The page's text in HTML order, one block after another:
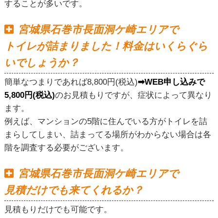
することが多いです。
宮城県石巻市長面洞ケ崎エリアで
トイレが詰まりました！料金はいくらぐら
いでしょうか？
簡単なつまりであれば8,800円(税込)➡WEB申し込みで
5,800円(税込)のお見積もりですが、症状によって異なり
ます。
例えば、マンションの5階に住んでいる方がトイレを詰
まらしてしまい、詰まってる場所がわからない場合は各
階を調査する必要がございます。
宮城県石巻市長面洞ケ崎エリアで
見積だけでも来てくれるか？
見積もりだけでも可能です。